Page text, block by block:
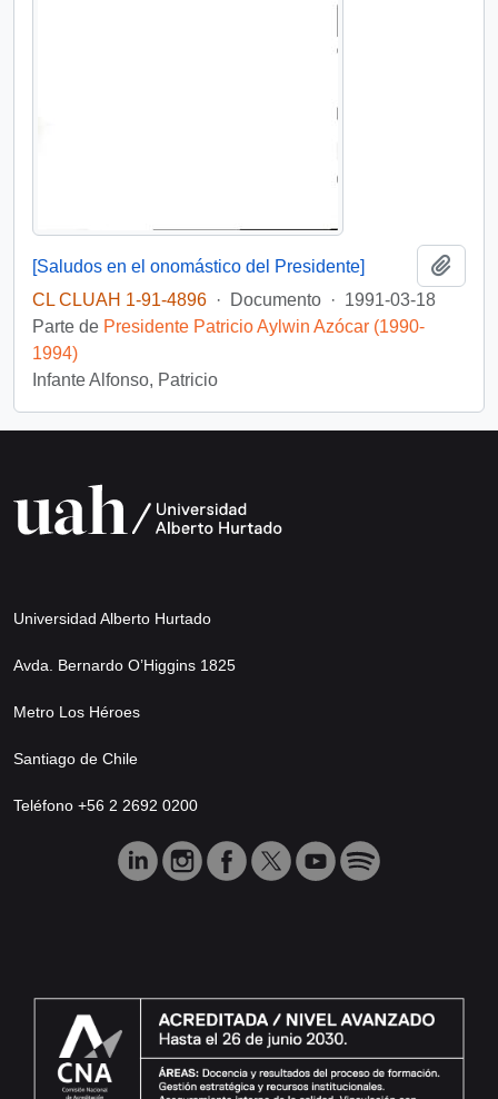
[Saludos en el onomástico del Presidente]
CL CLUAH 1-91-4896 · Documento · 1991-03-18
Parte de Presidente Patricio Aylwin Azócar (1990-
1994)
Infante Alfonso, Patricio
Universidad Alberto Hurtado
Avda. Bernardo O’Higgins 1825
Metro Los Héroes
Santiago de Chile
Teléfono +56 2 2692 0200